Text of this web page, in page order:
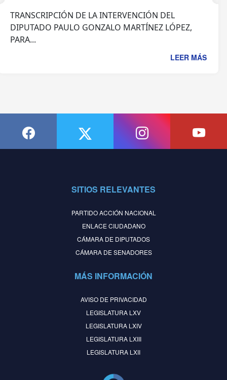
TRANSCRIPCIÓN DE LA INTERVENCIÓN DEL
DIPUTADO PAULO GONZALO MARTÍNEZ LÓPEZ,
PARA...
LEER MÁS
SITIOS RELEVANTES
PARTIDO ACCIÓN NACIONAL
ENLACE CIUDADANO
CÁMARA DE DIPUTADOS
CÁMARA DE SENADORES
MÁS INFORMACIÓN
AVISO DE PRIVACIDAD
LEGISLATURA LXV
LEGISLATURA LXIV
LEGISLATURA LXIII
LEGISLATURA LXII